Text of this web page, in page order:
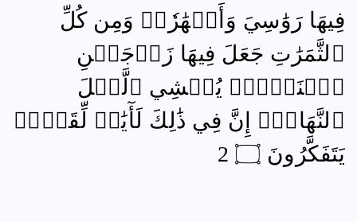
فِيهَا رَوَٰسِيَ وَأَنۡهَٰرٗاۖ وَمِن كُلِّ
ٱلثَّمَرَٰتِ جَعَلَ فِيهَا زَوۡجَيۡنِ
ٱثۡنَيۡنِۖ يُغۡشِي ٱلَّيۡلَ
ٱلنَّهَارَۚ إِنَّ فِي ذَٰلِكَ لَأٓيَٰتٖ لِّقَوۡمٖ
يَتَفَكَّرُونَ ۝ 2